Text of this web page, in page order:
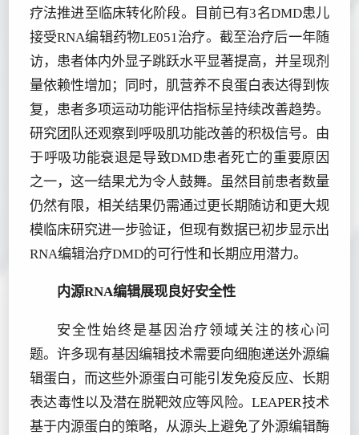
疗法推进至临床转化阶段。目前已有3名DMD患儿
接受RNA编辑药物LE051治疗。截至治疗后一年随
访，患者体内外显子跳跃水平显著提高，并呈现剂
量依赖性增加；同时，肌营养不良蛋白表达得到恢
复，患者多项运动功能评估指标呈持续改善趋势。
研究团队还观察到呼吸肌功能改善的积极信号。由
于呼吸功能衰退是导致DMD患者死亡的重要原因
之一，这一结果尤为令人鼓舞。虽然目前患者数量
仍然有限，相关结果仍需通过更长期随访和更大规
模临床研究进一步验证，但现有数据已初步显示出
RNA编辑治疗DMD的可行性和长期应用潜力。
内源RNA编辑展现良好安全性
安全性始终是基因治疗领域关注的核心问
题。许多现有基因编辑技术需要向细胞递送外源编
辑蛋白，而这些外源蛋白可能引发免疫反应、长期
表达毒性以及潜在脱靶效应等风险。LEAPER技术
基于内源蛋白的策略，从源头上避免了外源编辑酶